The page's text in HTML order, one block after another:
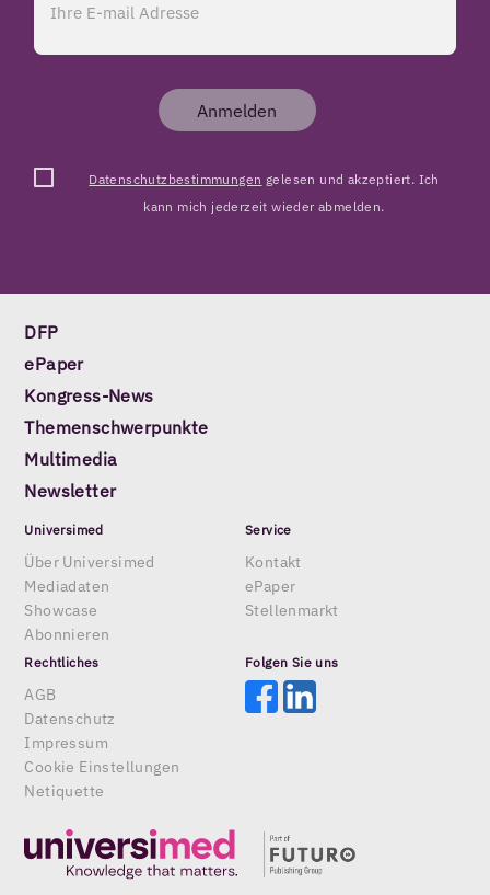
Anmelden
Datenschutzbestimmungen gelesen und akzeptiert. Ich
kann mich jederzeit wieder abmelden.
DFP
ePaper
Kongress-News
Themenschwerpunkte
Multimedia
Newsletter
Universimed
Über Universimed
Mediadaten
Showcase
Abonnieren
Service
Kontakt
ePaper
Stellenmarkt
Rechtliches
AGB
Datenschutz
Impressum
Cookie Einstellungen
Netiquette
Folgen Sie uns